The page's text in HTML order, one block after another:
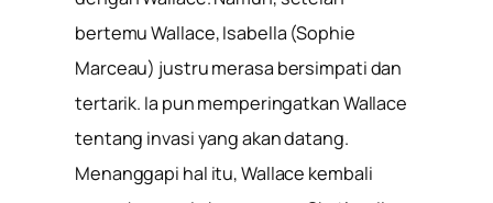
bertemu Wallace, Isabella (Sophie
Marceau) justru merasa bersimpati dan
tertarik. Ia pun memperingatkan Wallace
tentang invasi yang akan datang.
Menanggapi hal itu, Wallace kembali